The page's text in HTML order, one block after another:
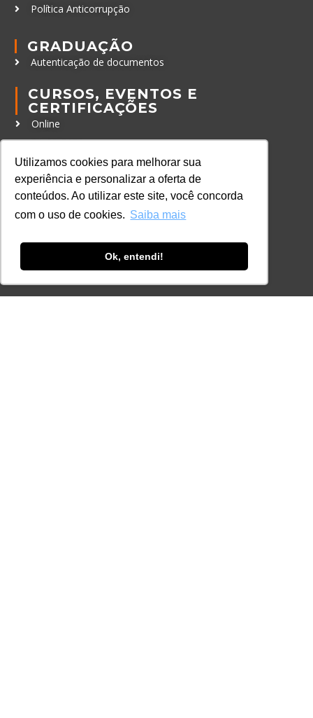
Utilizamos cookies para melhorar sua
experiência e personalizar a oferta de
conteúdos. Ao utilizar este site, você concorda
com o uso de cookies. Saiba mais
Ok, entendi!
Política Anticorrupção
GRADUAÇÃO
Autenticação de documentos
CURSOS, EVENTOS E
CERTIFICAÇÕES
Online
Eventos
Certificações
CONTATO
+55 11 98924-8322